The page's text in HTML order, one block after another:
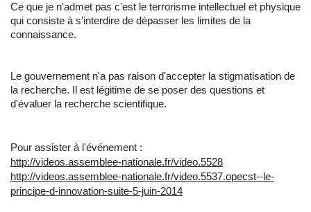
Ce que je n'admet pas c'est le terrorisme intellectuel et physique
qui consiste à s'interdire de dépasser les limites de la
connaissance.
Le gouvernement n'a pas raison d'accepter la stigmatisation de
la recherche. Il est légitime de se poser des questions et
d'évaluer la recherche scientifique.
Pour assister à l'événement :
http://videos.assemblee-nationale.fr/video.5528
http://videos.assemblee-nationale.fr/video.5537.opecst--le-
principe-d-innovation-suite-5-juin-2014